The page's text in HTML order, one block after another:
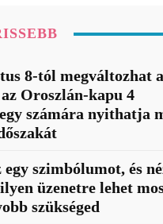
8-tól megváltozhat
Oroszlán-kapu 4
számára nyithatja
egy szimbólumot, és
üzenetre lehet
szükséged